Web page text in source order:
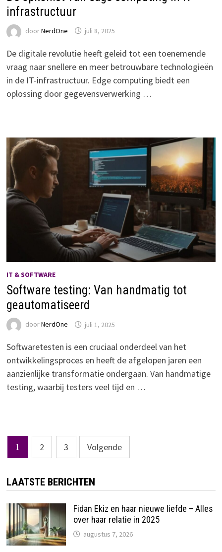
infrastructuur
doorNerdOne juli 8, 2025
De digitale revolutie heeft geleid tot een toenemende
vraag naar snellere en meer betrouwbare technologieën
in de IT-infrastructuur. Edge computing biedt een
oplossing door gegevensverwerking …
IT & SOFTWARE
Software testing: Van handmatig tot
geautomatiseerd
doorNerdOne juli 1, 2025
Softwaretesten is een cruciaal onderdeel van het
ontwikkelingsproces en heeft de afgelopen jaren een
aanzienlijke transformatie ondergaan. Van handmatige
testing, waarbij testers veel tijd en …
Berichten
paginering
1 2 3 Volgende
LAATSTE BERICHTEN
Fidan Ekiz en haar nieuwe liefde – Alles
over haar relatie in 2025
augustus 7, 2026